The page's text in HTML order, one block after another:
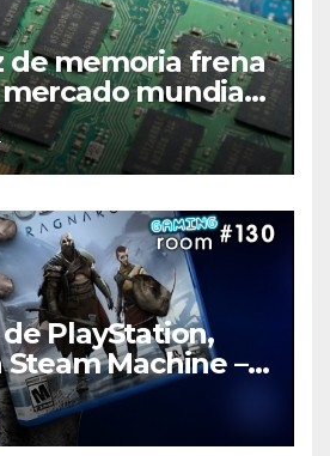
de memoria frena
mundial
PlayStation,
Steam Machine –
#130